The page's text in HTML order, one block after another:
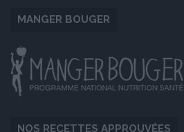
MANGER BOUGER
NOS RECETTES APPROUVÉES